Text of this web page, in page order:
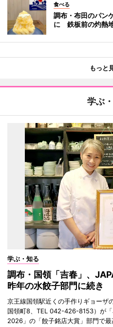
食べる
調布・布田のパン
に 鉄板前の灼熱
もっと
学ぶ
学ぶ・知る
調布・国領「吉春」、
昨年の水餃子部門に続き
京王線国領駅近くの手作りギョーザ
国領町8、TEL 042-426-8153）が
2026」の「餃子銘店大賞」部門で